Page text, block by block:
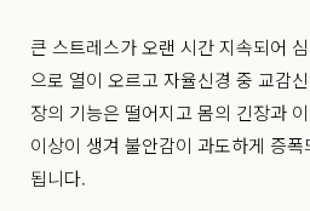
큰 스트레스가 오랜 시간 지속되어
으로 열이 오르고자율신경 중 교감
장의 기능은 떨어지고 몸의 긴장과
이상이 생겨 불안감이 과도하게 증
됩니다.